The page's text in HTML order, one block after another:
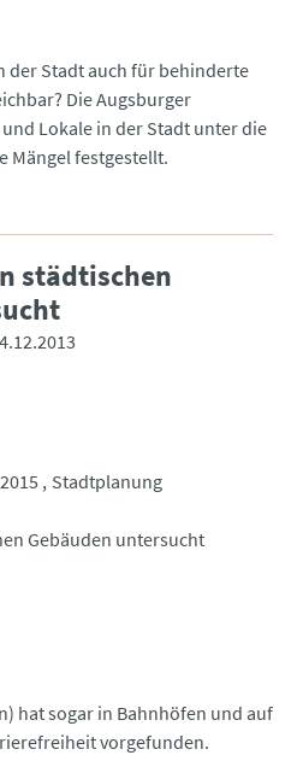
der Stadt auch für behinderte
Die Augsburger
Lokale in der Stadt unter die
Mängel festgestellt.
städtischen
Stadtplanung
Gebäuden untersucht
hat sogar in Bahnhöfen und auf
vorgefunden.